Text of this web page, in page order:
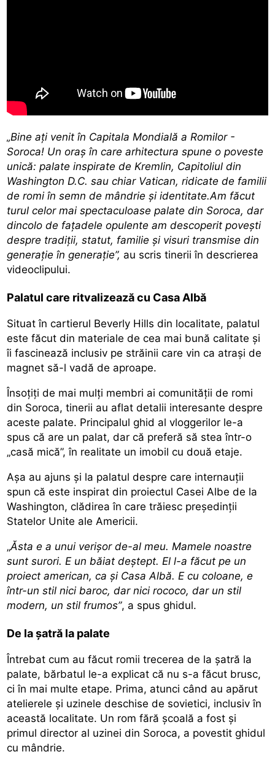
„Bine ați venit în Capitala Mondială a Romilor -
Soroca! Un oraș în care arhitectura spune o poveste
unică: palate inspirate de Kremlin, Capitoliul din
Washington D.C. sau chiar Vatican, ridicate de familii
de romi în semn de mândrie și identitate.Am făcut
turul celor mai spectaculoase palate din Soroca, dar
dincolo de fațadele opulente am descoperit povești
despre tradiții, statut, familie și visuri transmise din
generație în generație”, au scris tinerii în descrierea
videoclipului.
Palatul care ritvalizează cu Casa Albă
Situat în cartierul Beverly Hills din localitate, palatul
este făcut din materiale de cea mai bună calitate și
îi fascinează inclusiv pe străinii care vin ca atrași de
magnet să-l vadă de aproape.
Însoțiți de mai mulți membri ai comunității de romi
din Soroca, tinerii au aflat detalii interesante despre
aceste palate. Principalul ghid al vloggerilor le-a
spus că are un palat, dar că preferă să stea într-o
„casă mică”, în realitate un imobil cu două etaje.
Așa au ajuns și la palatul despre care internauții
spun că este inspirat din proiectul Casei Albe de la
Washington, clădirea în care trăiesc președinții
Statelor Unite ale Americii.
„Ăsta e a unui verișor de-al meu. Mamele noastre
sunt surori. E un băiat deștept. El l-a făcut pe un
proiect american, ca și Casa Albă. E cu coloane, e
într-un stil nici baroc, dar nici rococo, dar un stil
modern, un stil frumos”, a spus ghidul.
De la șatră la palate
Întrebat cum au făcut romii trecerea de la șatră la
palate, bărbatul le-a explicat că nu s-a făcut brusc,
ci în mai multe etape. Prima, atunci când au apărut
atelierele și uzinele deschise de sovietici, inclusiv în
această localitate. Un rom fără școală a fost și
primul director al uzinei din Soroca, a povestit ghidul
cu mândrie.